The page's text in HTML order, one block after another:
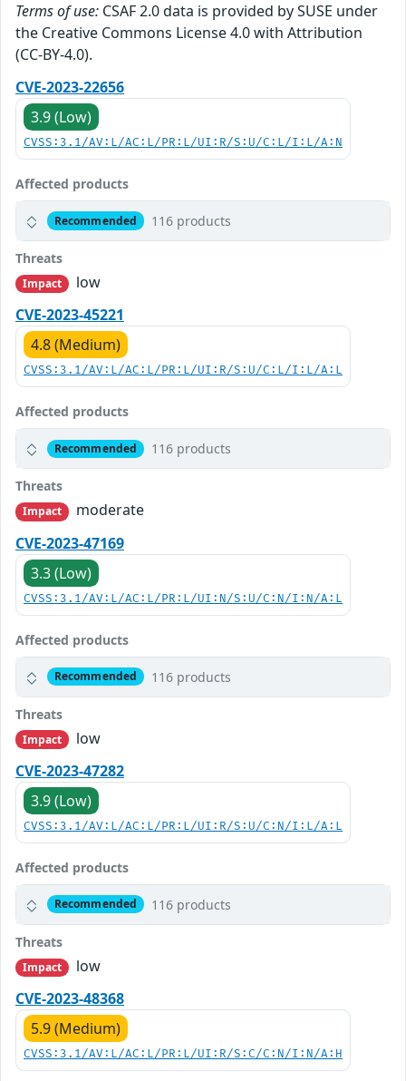
Terms of use: CSAF 2.0 data is provided by SUSE under
the Creative Commons License 4.0 with Attribution
(CC-BY-4.0).
CVE-2023-22656
3.9 (Low)
CVSS:3.1/AV:L/AC:L/PR:L/UI:R/S:U/C:L/I:L/A:N
Affected products
Recommended 116 products
Threats
Impact
low
CVE-2023-45221
4.8 (Medium)
CVSS:3.1/AV:L/AC:L/PR:L/UI:R/S:U/C:L/I:L/A:L
Affected products
Recommended 116 products
Threats
Impact
moderate
CVE-2023-47169
3.3 (Low)
CVSS:3.1/AV:L/AC:L/PR:L/UI:N/S:U/C:N/I:N/A:L
Affected products
Recommended 116 products
Threats
Impact
low
CVE-2023-47282
3.9 (Low)
CVSS:3.1/AV:L/AC:L/PR:L/UI:R/S:U/C:N/I:L/A:L
Affected products
Recommended 116 products
Threats
Impact
low
CVE-2023-48368
5.9 (Medium)
CVSS:3.1/AV:L/AC:L/PR:L/UI:R/S:C/C:N/I:N/A:H